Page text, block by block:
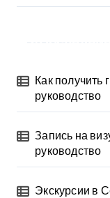
Как получить
руководство
Запись на
руководство
Экскурсии в